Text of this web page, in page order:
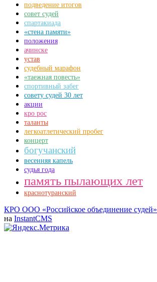
подведение итогов
совет судей
спартакиада
«стена памяти»
положения
ачинске
устав
судебный марафон
«таежная повесть»
спортивный забег
совету судей 30 лет
акции
кро рос
таланты
легкоатлетический пробег
концерт
богучанский
весенняя капель
судья года
память пылающих лет
краснотуранский
КРО ООО «Российское объединение судей»
на InstantCMS